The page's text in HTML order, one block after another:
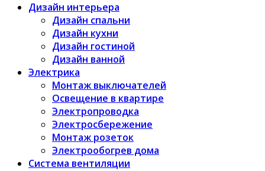
Дизайн интерьера
Дизайн спальни
Дизайн кухни
Дизайн гостиной
Дизайн ванной
Электрика
Монтаж выключателей
Освещение в квартире
Электропроводка
Электросбережение
Монтаж розеток
Электрообогрев дома
Система вентиляции